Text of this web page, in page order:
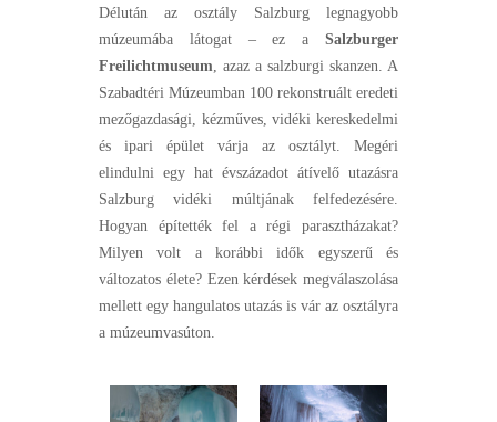
Délután az osztály Salzburg legnagyobb
múzeumába látogat – ez a Salzburger
Freilichtmuseum , azaz a salzburgi skanzen. A
Szabadtéri Múzeumban 100 rekonstruált eredeti
mezőgazdasági, kézműves, vidéki kereskedelmi
és ipari épület várja az osztályt. Megéri
elindulni egy hat évszázadot átívelő utazásra
Salzburg vidéki múltjának felfedezésére.
Hogyan építették fel a régi parasztházakat?
Milyen volt a korábbi idők egyszerű és
változatos élete? Ezen kérdések megválaszolása
mellett egy hangulatos utazás is vár az osztályra
a múzeumvasúton.